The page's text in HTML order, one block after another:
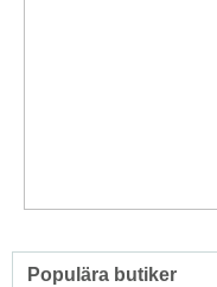
Populära butiker